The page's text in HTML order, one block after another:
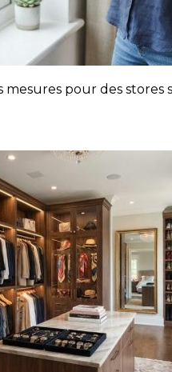
pour des stores